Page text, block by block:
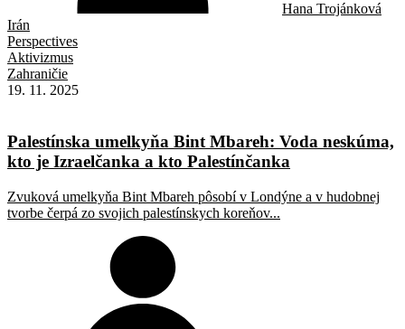
Hana Trojánková
Irán
Perspectives
Aktivizmus
Zahraničie
19. 11. 2025
Palestínska umelkyňa Bint Mbareh: Voda neskúma,
kto je Izraelčanka a kto Palestínčanka
Zvuková umelkyňa Bint Mbareh pôsobí v Londýne a v hudobnej
tvorbe čerpá zo svojich palestínskych koreňov...